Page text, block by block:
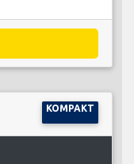
KOMPAKT